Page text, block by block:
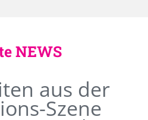
NEWS
aus der
Szene